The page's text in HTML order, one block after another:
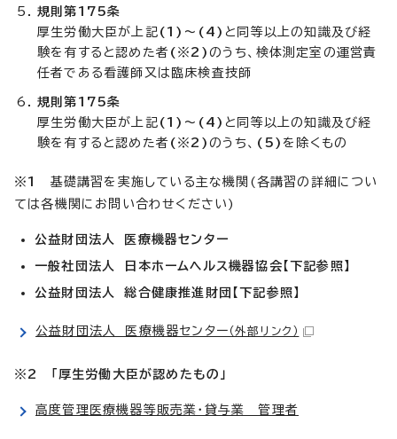
規則第175条
厚生労働大臣が上記 (1)～(4) と同等以上の知識及び経
験を有すると認めた者 (※2) のうち、検体測定室の運営責
任者である看護師又は臨床検査技師
規則第175条
厚生労働大臣が上記 (1)～(4) と同等以上の知識及び経
験を有すると認めた者 (※2) のうち、 (5) を除くもの
※1 基礎講習を実施している主な機関(各講習の詳細につい
ては各機関にお問い合わせください)
公益財団法人 医療機器センター
一般社団法人 日本ホームヘルス機器協会【下記参照】
公益財団法人 総合健康推進財団【下記参照】
公益財団法人 医療機器センター （外部リンク）
※2 「厚生労働大臣が認めたもの」
高度管理医療機器等販売業・貸与業 管理者